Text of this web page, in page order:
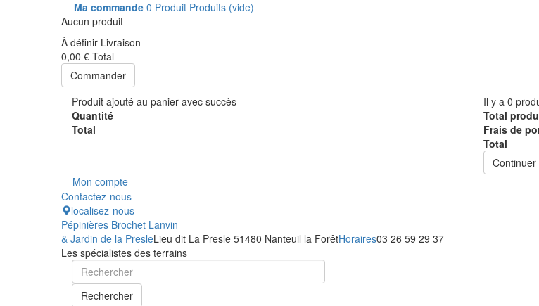
Ma commande 0 Produit Produits (vide)
Aucun produit
À définir Livraison
0,00 € Total
Commander
Produit ajouté au panier avec succès
Quantité
Total
Il y a 0
Total
Frais de
Total
Mon compte
Contactez-nous
localisez-nous
Pépinières Brochet Lanvin
& Jardin de la PresleLieu dit La Presle 51480 Nanteuil la ForêtHoraires03 26 59 29 37
Les spécialistes des terrains
Rechercher